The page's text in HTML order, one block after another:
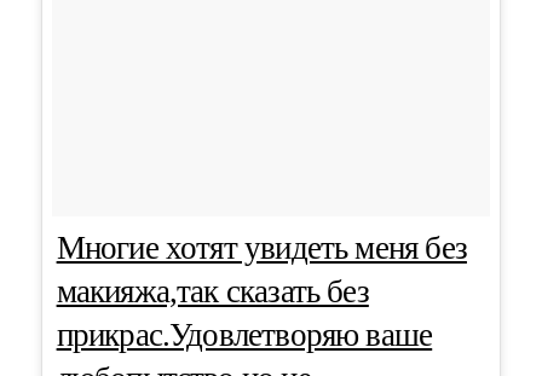
Многие хотят увидеть меня без
макияжа,так сказать без
прикрас.Удовлетворяю ваше